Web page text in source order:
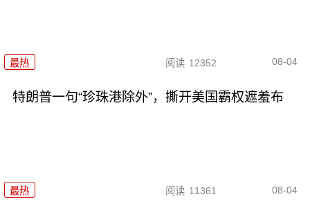
最热 阅读 12352 08-04
特朗普一句“珍珠港除外”，撕开美国霸权遮羞布
最热 阅读 11361 08-04